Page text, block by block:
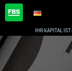
IHR KAPITAL IST